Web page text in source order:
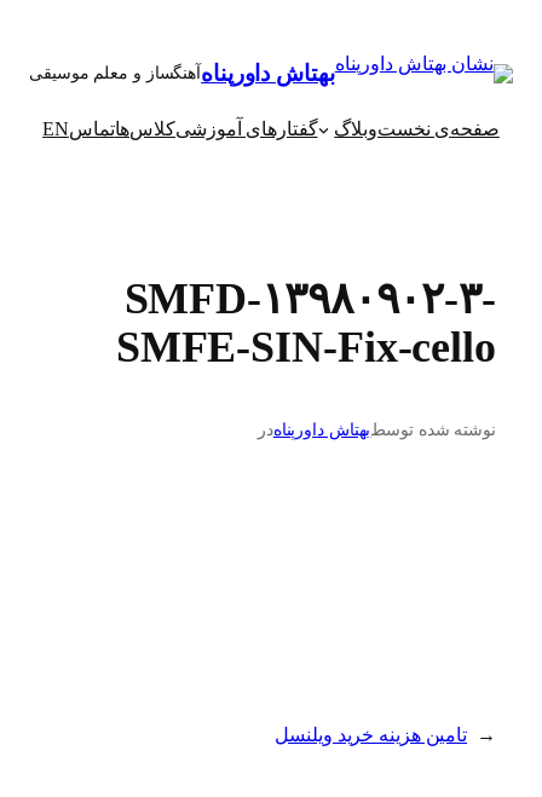
محتوا
بهتاش داورپناه آهنگساز و معلم موسیقی
صفحه‌ی نخستوبلاگ گفتارهای آموزشیکلاس‌هاتماسEN
SMFD-۱۳۹۸۰۹۰۲-۳-
SMFE-SIN-Fix-cello
نوشته شده توسطبهتاش داورپناهدر
← تامین هزینه خرید ویلنسل